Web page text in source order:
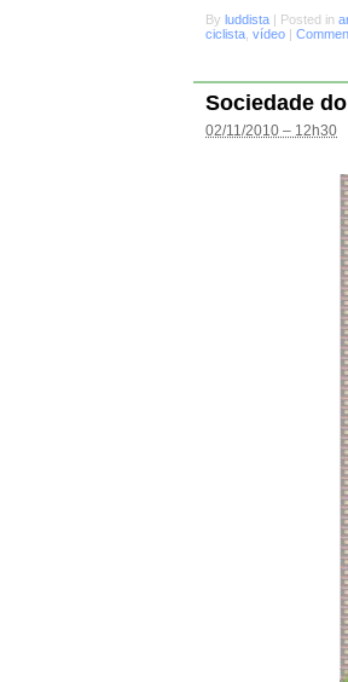
By luddista Posted in
ciclista vídeo
Sociedade
02/11/2010 – 12h30